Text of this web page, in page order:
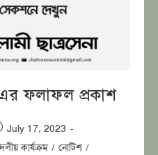
ফলাফল প্রকাশ
July 17, 2023
দলীয় কার্যক্রম / নোটিশ /